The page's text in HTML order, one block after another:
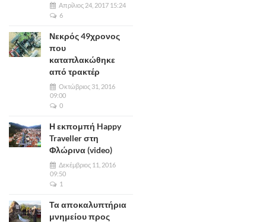
Απρίλιος 24, 2017 15:24
6
Νεκρός 49χρονος
που
καταπλακώθηκε
από τρακτέρ
Οκτώβριος 31, 2016
09:00
0
Η εκπομπή Happy
Traveller στη
Φλώρινα (video)
Δεκέμβριος 11, 2016
09:50
1
Τα αποκαλυπτήρια
μνημείου προς